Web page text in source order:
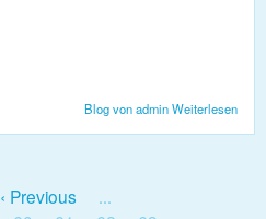
Weiterlesen
Blog von admin
‹ Previous …